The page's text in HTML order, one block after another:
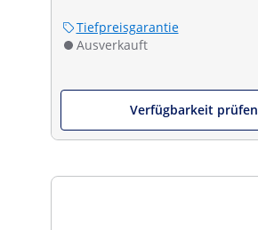
Tiefpreisgarantie
Ausverkauft
Verfügbarkeit prüfen